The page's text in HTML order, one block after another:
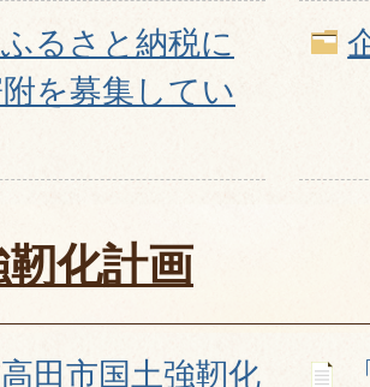
るさと納税に
を募集してい
靭化計画
高田市国土強靭化